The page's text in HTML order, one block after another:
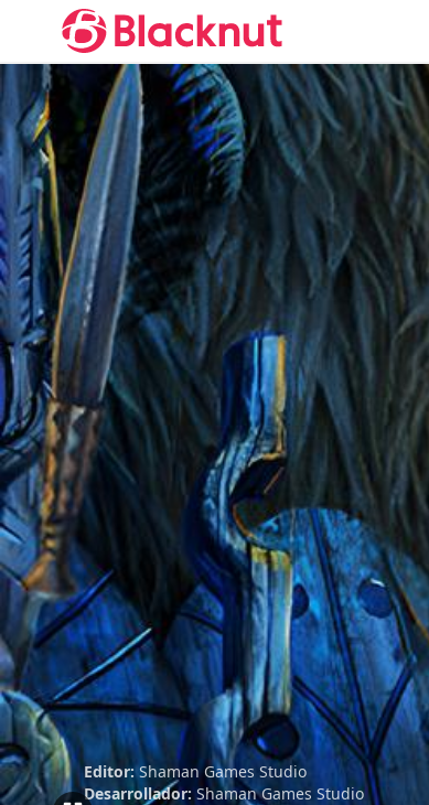
Editor: Shaman Games Studio
Desarrollador: Shaman Games Studio